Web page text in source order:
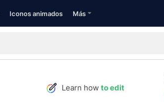
Iconos animados Más
Learn how to edit